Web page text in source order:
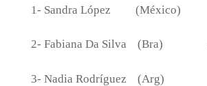
1- Sandra López (México)
2- Fabiana Da Silva (Bra)
3- Nadia Rodríguez (Arg)